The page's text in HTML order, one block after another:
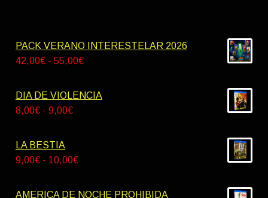
PACK VERANO INTERESTELAR 2026
42,00€ - 55,00€Rango
precios:
DIA DE VIOLENCIA
8,00€ - 9,00€Rango
desde
LA BESTIA
9,00€ - 10,00€Rango
precios:
AMERICA DE NOCHE PROHIBIDA